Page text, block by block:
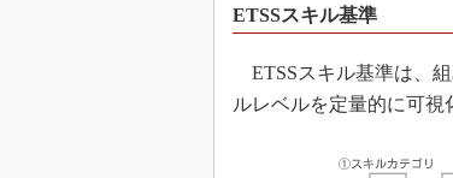
ETSSスキル基準
ETSSスキル基準は、
ルレベルを定量的に可視